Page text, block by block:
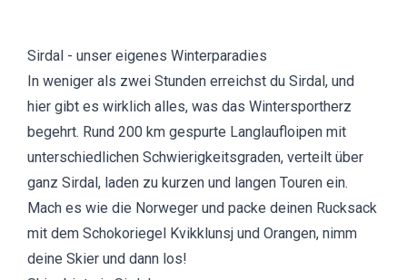
Sirdal - unser eigenes Winterparadies
In weniger als zwei Stunden erreichst du Sirdal, und
hier gibt es wirklich alles, was das Wintersportherz
begehrt. Rund 200 km gespurte Langlaufloipen mit
unterschiedlichen Schwierigkeitsgraden, verteilt über
ganz Sirdal, laden zu kurzen und langen Touren ein.
Mach es wie die Norweger und packe deinen Rucksack
mit dem Schokoriegel Kvikklunsj und Orangen, nimm
deine Skier und dann los!